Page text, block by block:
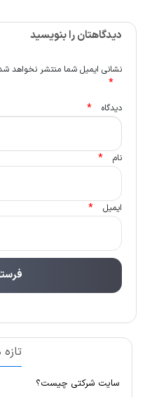
دیدگاهتان را بنویسید
نشانی ایمیل شما منتشر نخواهد
*
دیدگاه *
نام *
ایمیل *
سایت شرکتی چیست؟